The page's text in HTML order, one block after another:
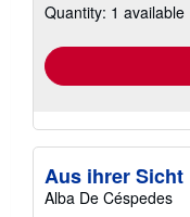
Quantity: 1 available
Aus ihrer Sicht
Alba De Céspedes